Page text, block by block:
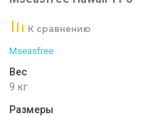
К сравнению
Mseasfree
Вес
9 кг
Размеры